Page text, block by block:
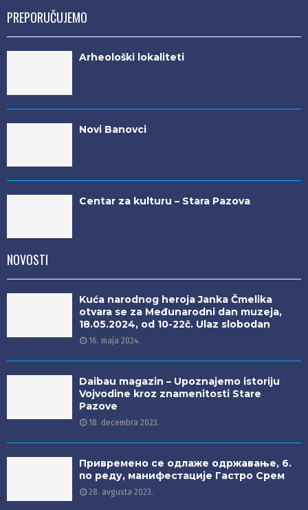
PREPORUČUJEMO
Arheološki lokaliteti
Novi Banovci
Centar za kulturu – Stara Pazova
NOVOSTI
Kuća narodnog heroja Janka Čmelika
otvara se za Međunarodni dan muzeja,
18.05.2024, od 10-22č. Ulaz slobodan
16. maja 2024.
Daibau magazin – Upoznajemo istoriju
Vojvodine kroz znamenitosti Stare
Pazove
18. decembra 2023.
Привремено се одлаже одржавање, 6.
по реду, манифестације Гастро Срем
28. avgusta 2023.